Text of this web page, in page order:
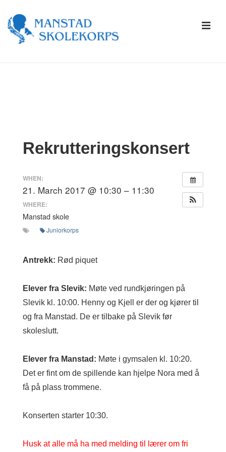
Skip
Rekrutteringskonsert
WHEN:
21. March 2017 @ 10:30 – 11:30
WHERE:
Manstad skole
Juniorkorps
Antrekk: Rød piquet
Elever fra Slevik: Møte ved rundkjøringen på
Slevik kl. 10:00. Henny og Kjell er der og kjører til
og fra Manstad. De er tilbake på Slevik før
skoleslutt.
Elever fra Manstad: Møte i gymsalen kl. 10:20.
Det er fint om de spillende kan hjelpe Nora med å
få på plass trommene.
Konserten starter 10:30.
Husk at alle må ha med melding til lærer om fri